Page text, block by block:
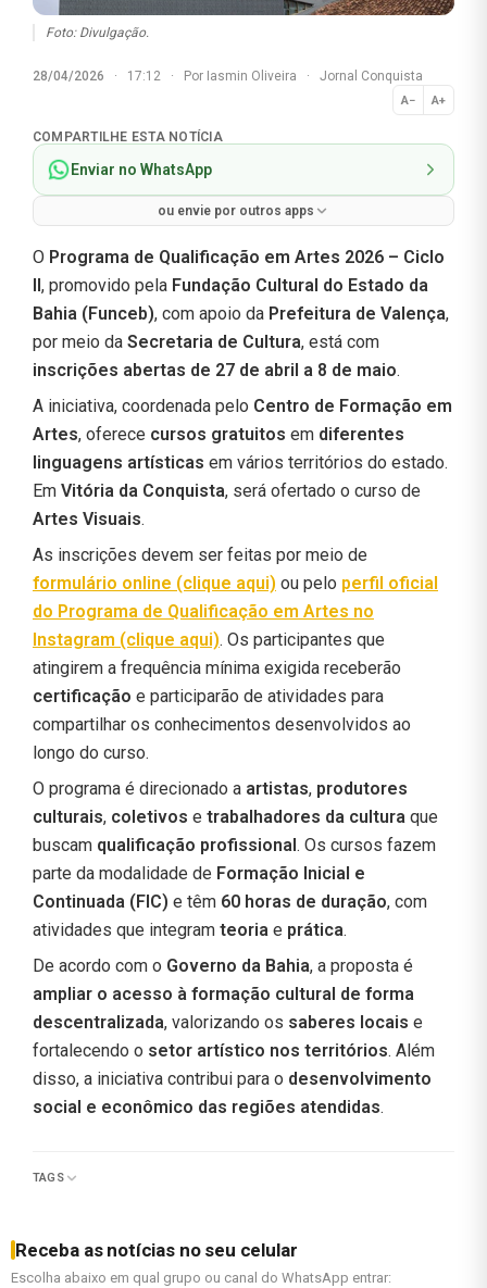
Foto: Divulgação.
28/04/2026 · 17:12 · Por Iasmin Oliveira · Jornal Conquista
A− A+
Normal
COMPARTILHE ESTA NOTÍCIA
Enviar no WhatsApp
ou envie por outros apps
O Programa de Qualificação em Artes 2026 – Ciclo
II, promovido pela Fundação Cultural do Estado da
Bahia (Funceb), com apoio da Prefeitura de Valença,
por meio da Secretaria de Cultura, está com
inscrições abertas de 27 de abril a 8 de maio.
A iniciativa, coordenada pelo Centro de Formação em
Artes, oferece cursos gratuitos em diferentes
linguagens artísticas em vários territórios do estado.
Em Vitória da Conquista, será ofertado o curso de
Artes Visuais.
As inscrições devem ser feitas por meio de
formulário online (clique aqui) ou pelo perfil oficial
do Programa de Qualificação em Artes no
Instagram (clique aqui). Os participantes que
atingirem a frequência mínima exigida receberão
certificação e participarão de atividades para
compartilhar os conhecimentos desenvolvidos ao
longo do curso.
O programa é direcionado a artistas, produtores
culturais, coletivos e trabalhadores da cultura que
buscam qualificação profissional. Os cursos fazem
parte da modalidade de Formação Inicial e
Continuada (FIC) e têm 60 horas de duração, com
atividades que integram teoria e prática.
De acordo com o Governo da Bahia, a proposta é
ampliar o acesso à formação cultural de forma
descentralizada, valorizando os saberes locais e
fortalecendo o setor artístico nos territórios. Além
disso, a iniciativa contribui para o desenvolvimento
social e econômico das regiões atendidas.
TAGS
Receba as notícias no seu celular
Escolha abaixo em qual grupo ou canal do WhatsApp entrar: